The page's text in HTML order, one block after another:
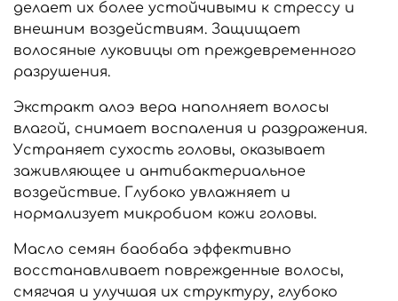
делает их более устойчивыми к стрессу и
внешним воздействиям. Защищает
волосяные луковицы от преждевременного
разрушения.
Экстракт алоэ вера наполняет волосы
влагой, снимает воспаления и раздражения.
Устраняет сухость головы, оказывает
заживляющее и антибактериальное
воздействие. Глубоко увлажняет и
нормализует микробиом кожи головы.
Масло семян баобаба эффективно
восстанавливает поврежденные волосы,
смягчая и улучшая их структуру, глубоко